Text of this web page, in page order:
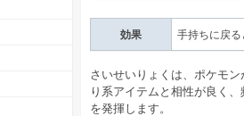
効果 手持ちに戻る
さいせいりょくは、ポケモ
り系アイテムと相性が良く
を発揮します。